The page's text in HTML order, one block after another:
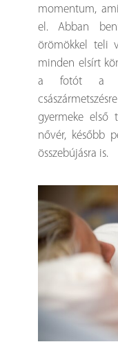
momentum,
el. Abban
örömökkel teli
minden elsírt
a fotót a
gyermeke első
nővér, később
összebújásra is.